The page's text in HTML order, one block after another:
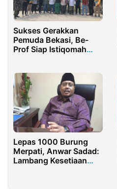
Sukses Gerakkan
Pemuda Bekasi, Be-
Prof Siap Istiqomah
Lepas 1000 Burung
Merpati, Anwar Sadad:
Lambang Kesetiaan